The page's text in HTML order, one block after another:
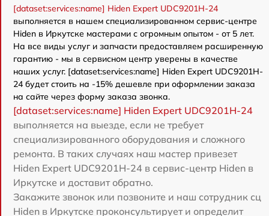
[dataset:services:name] Hiden Expert UDC9201H-24
выполняется в нашем специализированном сервис-центре
Hiden в Иркутске мастерами с огромным опытом - от 5 лет.
На все виды услуг и запчасти предоставляем расширенную
гарантию - мы в сервисном центр уверены в качестве
наших услуг. [dataset:services:name] Hiden Expert UDC9201H-
24 будет стоить на -15% дешевле при оформлении заказа
на сайте через форму заказа звонка.
[dataset:services:name] Hiden Expert UDC9201H-24
выполняется на выезде, если не требует
специализированного оборудования и сложного
ремонта. В таких случаях наш мастер привезет
Hiden Expert UDC9201H-24 в сервис-центр Hiden в
Иркутске и доставит обратно.
Закажите звонок или позвоните и наш сотрудник сц
Hiden в Иркутске проконсультирует и определит